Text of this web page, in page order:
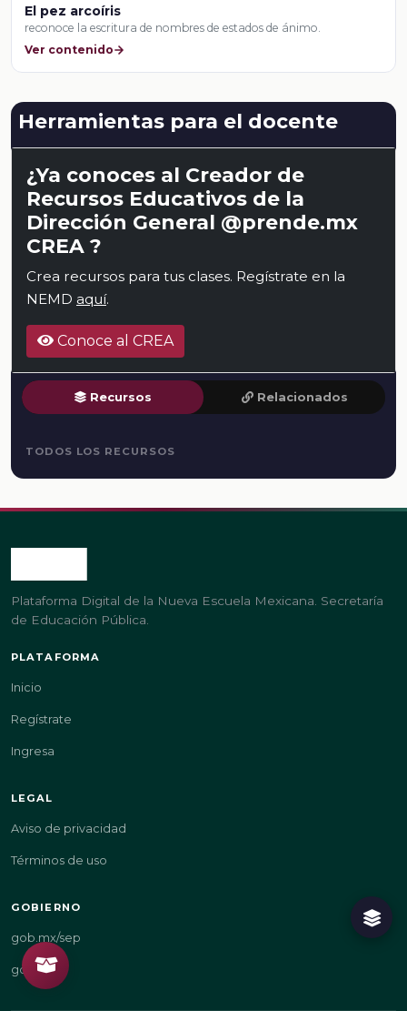
El pez arcoíris
reconoce la escritura de nombres de estados de ánimo.
Ver contenido
Herramientas para el docente
¿Ya conoces al Creador de
Recursos Educativos de la
Dirección General @prende.mx
CREA ?
Crea recursos para tus clases. Regístrate en la
NEMD aquí.
Conoce al CREA
Recursos Relacionados
TODOS LOS RECURSOS
Plataforma Digital de la Nueva Escuela Mexicana. Secretaría
de Educación Pública.
PLATAFORMA
Inicio
Regístrate
Ingresa
LEGAL
Aviso de privacidad
Términos de uso
GOBIERNO
gob.mx/sep
gob.mx